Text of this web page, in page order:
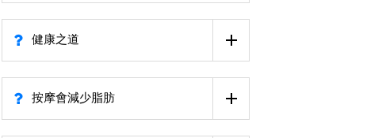
健康之道
按摩會減少脂肪